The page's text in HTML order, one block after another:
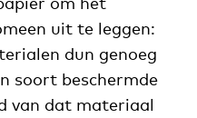
uit te leggen:
dun genoeg
soort beschermde
van dat materiaal